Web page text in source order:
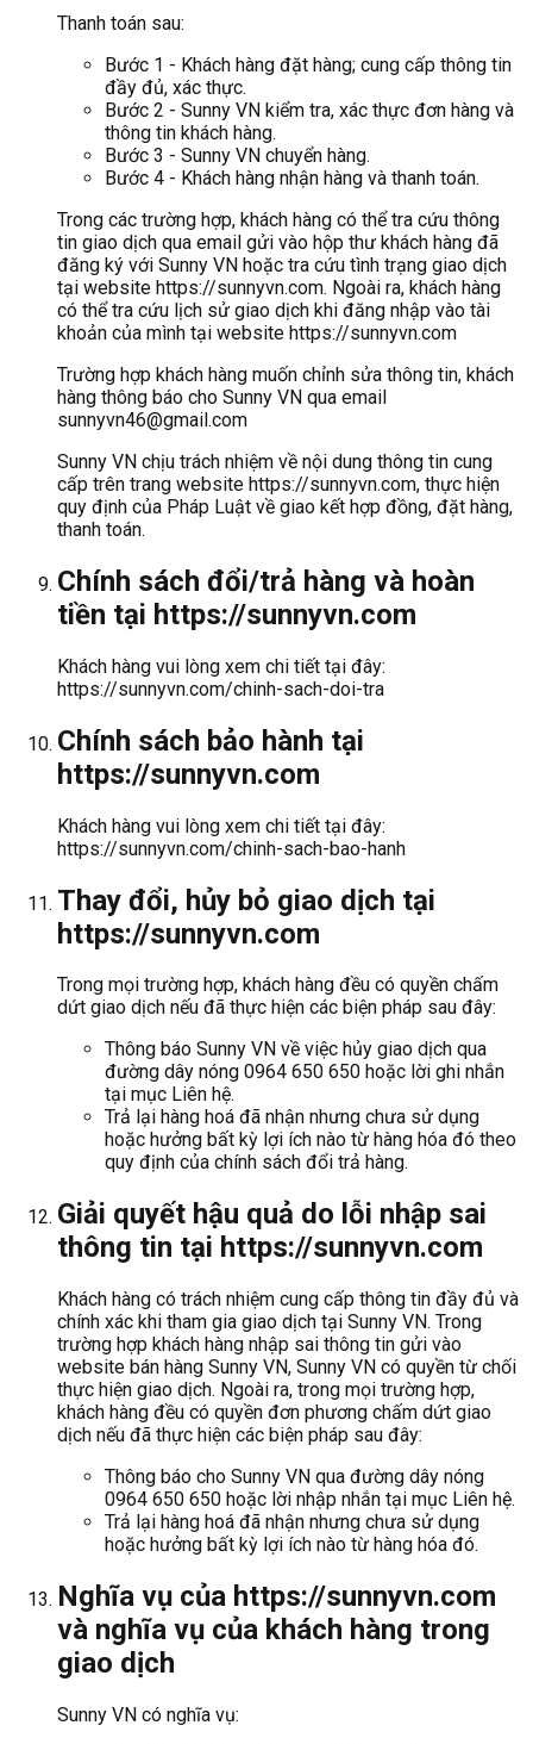
Thanh toán sau:
Bước 1 - Khách hàng đặt hàng; cung cấp thông tin
đầy đủ, xác thực.
Bước 2 - Sunny VN kiểm tra, xác thực đơn hàng và
thông tin khách hàng.
Bước 3 - Sunny VN chuyển hàng.
Bước 4 - Khách hàng nhận hàng và thanh toán.
Trong các trường hợp, khách hàng có thể tra cứu thông
tin giao dịch qua email gửi vào hộp thư khách hàng đã
đăng ký với Sunny VN hoặc tra cứu tình trạng giao dịch
tại website https://sunnyvn.com. Ngoài ra, khách hàng
có thể tra cứu lịch sử giao dịch khi đăng nhập vào tài
khoản của mình tại website https://sunnyvn.com
Trường hợp khách hàng muốn chỉnh sửa thông tin, khách
hàng thông báo cho Sunny VN qua email
sunnyvn46@gmail.com
Sunny VN chịu trách nhiệm về nội dung thông tin cung
cấp trên trang website https://sunnyvn.com, thực hiện
quy định của Pháp Luật về giao kết hợp đồng, đặt hàng,
thanh toán.
Chính sách đổi/trả hàng và hoàn
tiền tại https://sunnyvn.com
Khách hàng vui lòng xem chi tiết tại đây:
https://sunnyvn.com/chinh-sach-doi-tra
Chính sách bảo hành tại
https://sunnyvn.com
Khách hàng vui lòng xem chi tiết tại đây:
https://sunnyvn.com/chinh-sach-bao-hanh
Thay đổi, hủy bỏ giao dịch tại
https://sunnyvn.com
Trong mọi trường hợp, khách hàng đều có quyền chấm
dứt giao dịch nếu đã thực hiện các biện pháp sau đây:
Thông báo Sunny VN về việc hủy giao dịch qua
đường dây nóng 0964 650 650 hoặc lời ghi nhắn
tại mục Liên hệ.
Trả lại hàng hoá đã nhận nhưng chưa sử dụng
hoặc hưởng bất kỳ lợi ích nào từ hàng hóa đó theo
quy định của chính sách đổi trả hàng.
Giải quyết hậu quả do lỗi nhập sai
thông tin tại https://sunnyvn.com
Khách hàng có trách nhiệm cung cấp thông tin đầy đủ và
chính xác khi tham gia giao dịch tại Sunny VN. Trong
trường hợp khách hàng nhập sai thông tin gửi vào
website bán hàng Sunny VN, Sunny VN có quyền từ chối
thực hiện giao dịch. Ngoài ra, trong mọi trường hợp,
khách hàng đều có quyền đơn phương chấm dứt giao
dịch nếu đã thực hiện các biện pháp sau đây:
Thông báo cho Sunny VN qua đường dây nóng
0964 650 650 hoặc lời nhập nhắn tại mục Liên hệ.
Trả lại hàng hoá đã nhận nhưng chưa sử dụng
hoặc hưởng bất kỳ lợi ích nào từ hàng hóa đó.
Nghĩa vụ của https://sunnyvn.com
và nghĩa vụ của khách hàng trong
giao dịch
Sunny VN có nghĩa vụ: